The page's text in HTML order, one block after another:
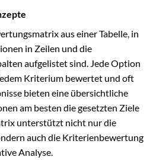
aus einer Tabelle, in
in Zeilen und die
aufgelistet sind. Jede Option
Kriterium bewertet und oft
bieten eine übersichtliche
am besten die gesetzten Ziele
unterstützt nicht nur die
auch die Kriterienbewertung
Analyse.